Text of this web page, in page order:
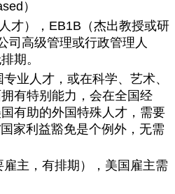
）
才），EB1B（杰出教授或研
司高级管理或行政管理人
期。
业人才，或在科学、艺术、
有特别能力，会在全国经
有助的外国特殊人才，需要
家利益豁免是个例外，无需
主，有排期），美国雇主需